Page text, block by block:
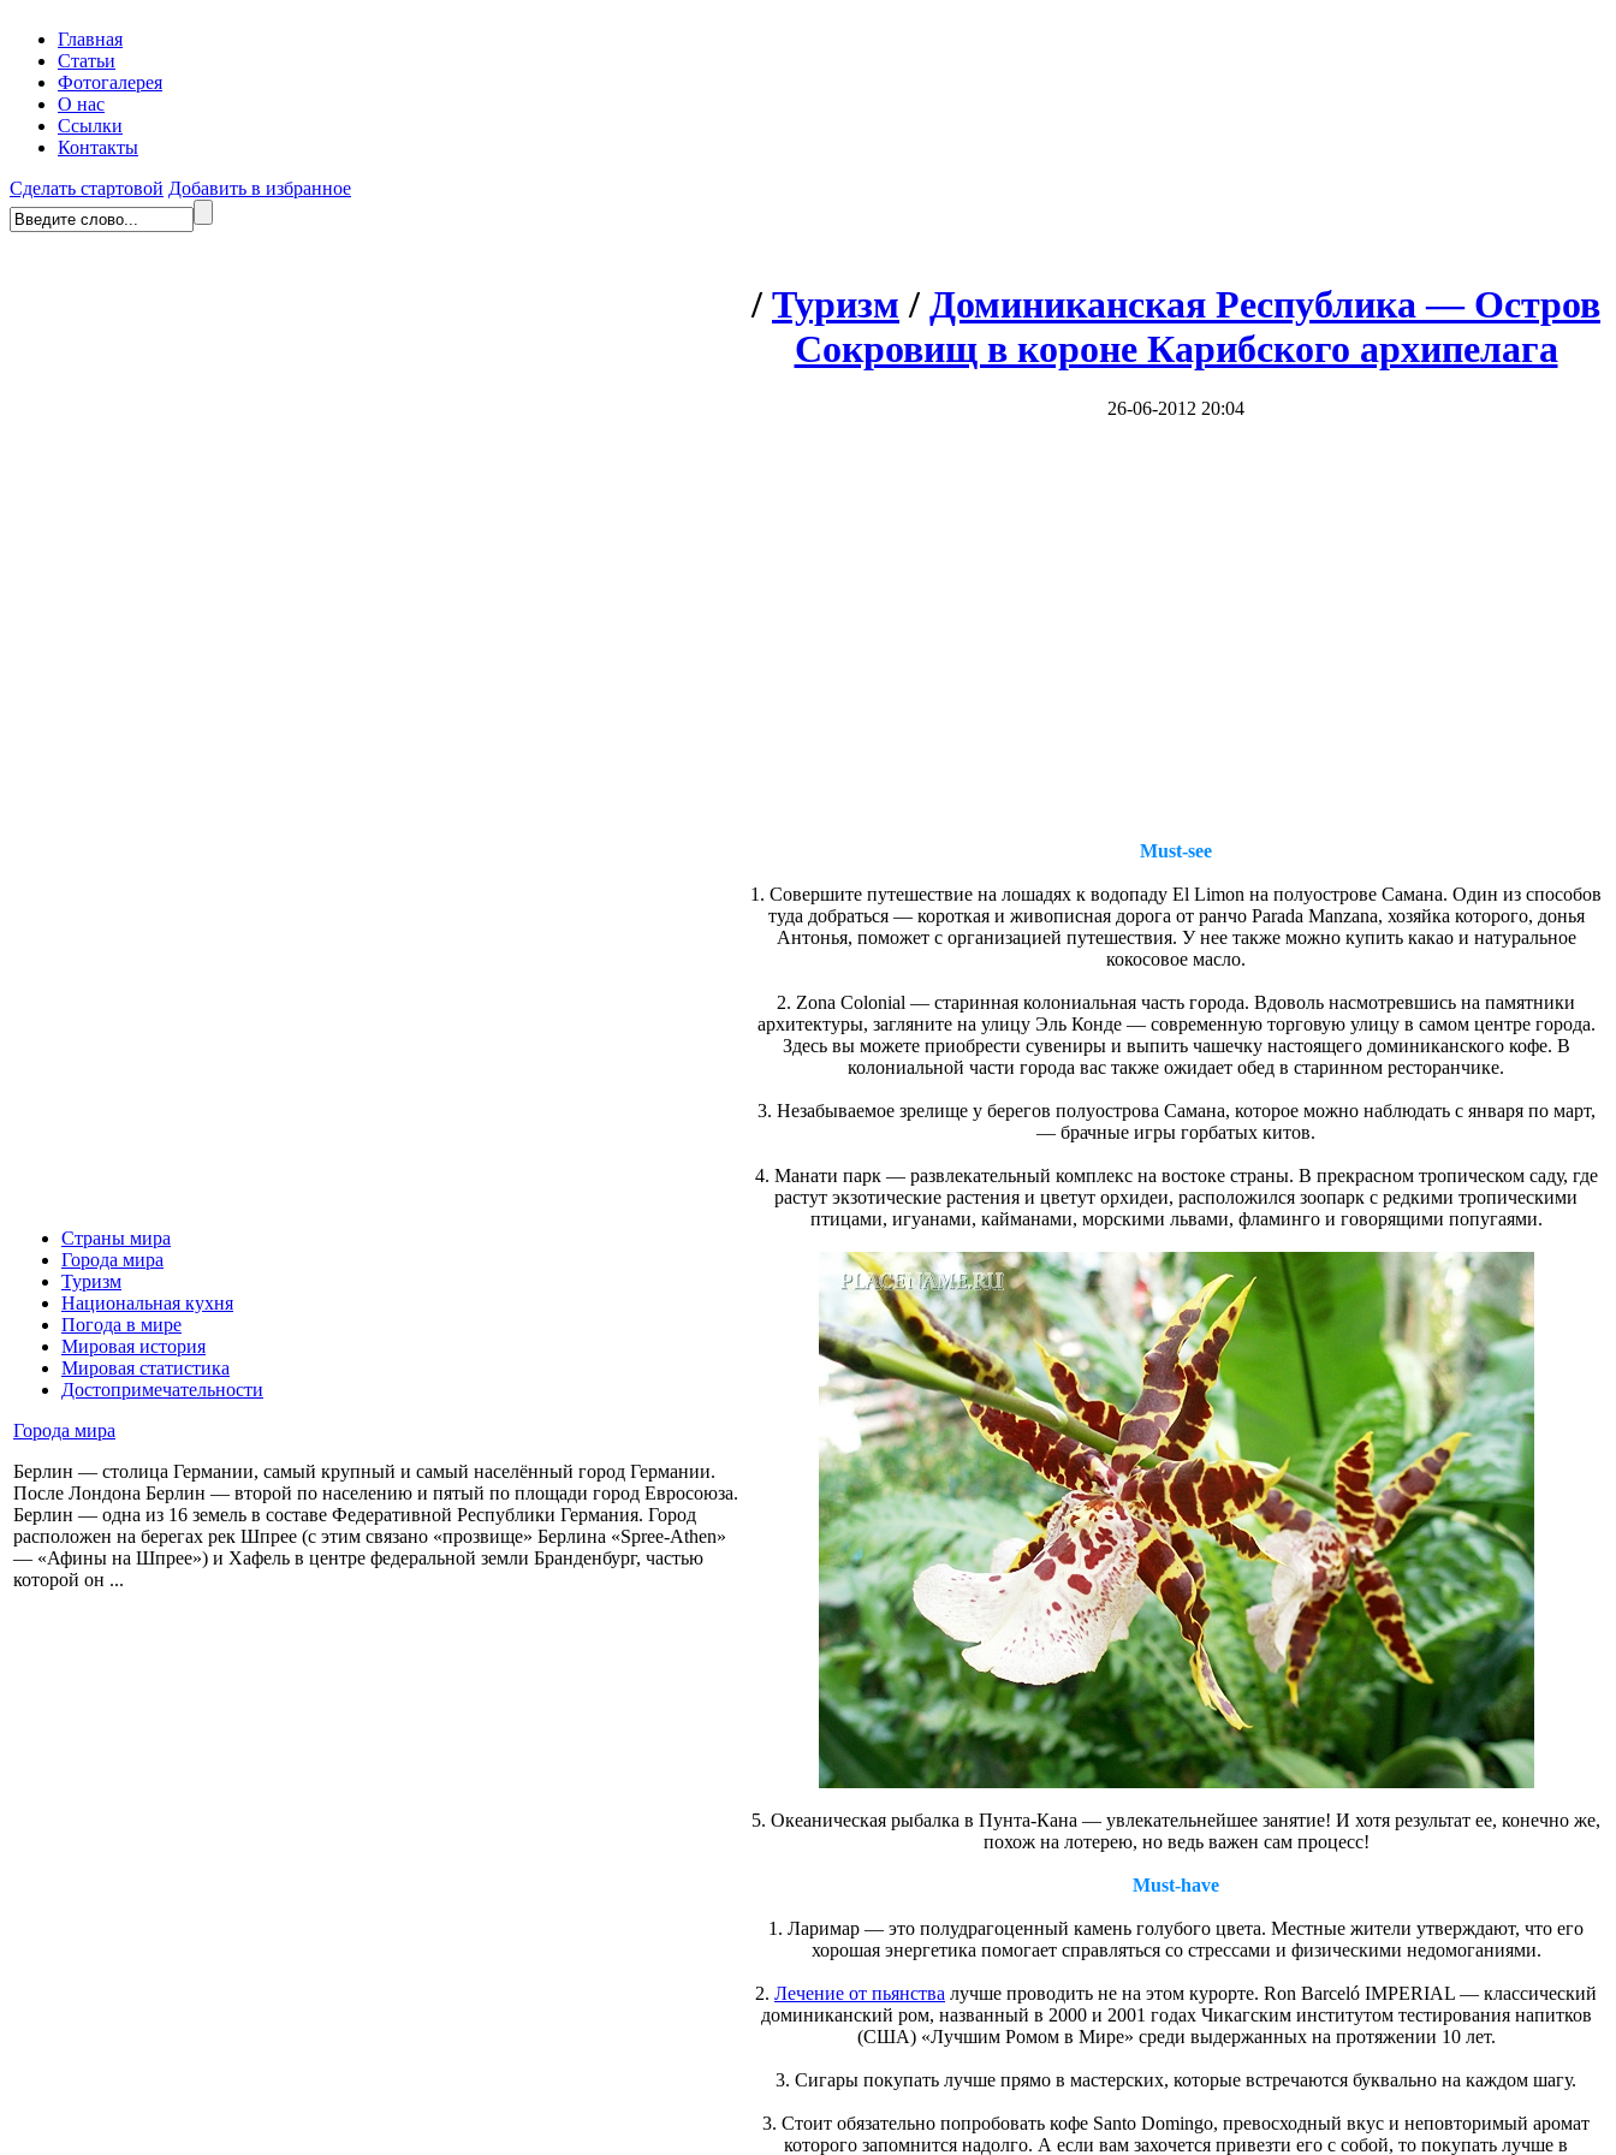
Главная
Статьи
Фотогалерея
О нас
Ссылки
Контакты
Сделать стартовой Добавить в избранное
Страны мира
Города мира
Туризм
Национальная кухня
Погода в мире
Мировая история
Мировая статистика
Достопримечательности
Города мира
Берлин — столица Германии, самый крупный и самый населённый город Германии.
После Лондона Берлин — второй по населению и пятый по площади город Евросоюза.
Берлин — одна из 16 земель в составе Федеративной Республики Германия. Город
расположен на берегах рек Шпрее (с этим связано «прозвище» Берлина «Spree-Athen»
— «Афины на Шпрее») и Хафель в центре федеральной земли Бранденбург, частью
которой он ...
/ Туризм / Доминиканская Республика — Остров
Сокровищ в короне Карибского архипелага
26-06-2012 20:04
Must-see
1. Совершите путешествие на лошадях к водопаду El Limon на полуострове Самана. Один из способов
туда добраться — короткая и живописная дорога от ранчо Parada Manzana, хозяйка которого, донья
Антонья, поможет с организацией путешествия. У нее также можно купить какао и натуральное
кокосовое масло.
2. Zona Colonial — старинная колониальная часть города. Вдоволь насмотревшись на памятники
архитектуры, загляните на улицу Эль Конде — современную торговую улицу в самом центре города.
Здесь вы можете приобрести сувениры и выпить чашечку настоящего доминиканского кофе. В
колониальной части города вас также ожидает обед в старинном ресторанчике.
3. Незабываемое зрелище у берегов полуострова Самана, которое можно наблюдать с января по март,
— брачные игры горбатых китов.
4. Манати парк — развлекательный комплекс на востоке страны. В прекрасном тропическом саду, где
растут экзотические растения и цветут орхидеи, расположился зоопарк с редкими тропическими
птицами, игуанами, кайманами, морскими львами, фламинго и говорящими попугаями.
5. Океаническая рыбалка в Пунта-Кана — увлекательнейшее занятие! И хотя результат ее, конечно же,
похож на лотерею, но ведь важен сам процесс!
Must-have
1. Ларимар — это полудрагоценный камень голубого цвета. Местные жители утверждают, что его
хорошая энергетика помогает справляться со стрессами и физическими недомоганиями.
2. Лечение от пьянства лучше проводить не на этом курорте. Ron Barceló IMPERIAL — классический
доминиканский ром, названный в 2000 и 2001 годах Чикагским институтом тестирования напитков
(США) «Лучшим Ромом в Мире» среди выдержанных на протяжении 10 лет.
3. Сигары покупать лучше прямо в мастерских, которые встречаются буквально на каждом шагу.
3. Стоит обязательно попробовать кофе Santo Domingo, превосходный вкус и неповторимый аромат
которого запомнится надолго. А если вам захочется привезти его с собой, то покупать лучше в